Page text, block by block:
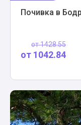
Почивка в
от1428.55
от 1042.84